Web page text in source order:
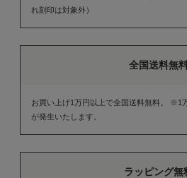
れ刻印は対象外）
全国送料無
お買い上げ1万円以上で全国送料無料。 ※1
が発生いたします。
ラッピング無